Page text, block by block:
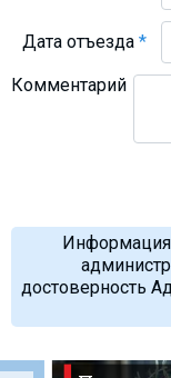
Дата отъезда*
Комментарий
Информация
достоверность